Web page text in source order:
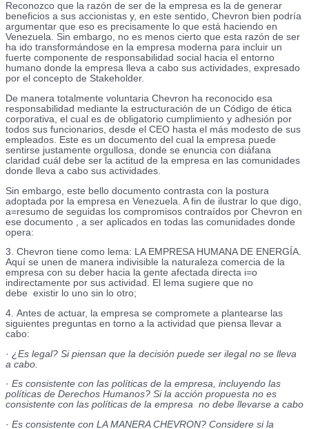
Reconozco que la razón de ser de la empresa es la de generar
beneficios a sus accionistas y, en este sentido, Chevron bien podría
argumentar que eso es precisamente lo que está haciendo en
Venezuela. Sin embargo, no es menos cierto que esta razón de ser
ha ido transformándose en la empresa moderna para incluir un
fuerte componente de responsabilidad social hacia el entorno
humano donde la empresa lleva a cabo sus actividades, expresado
por el concepto de Stakeholder.
De manera totalmente voluntaria Chevron ha reconocido esa
responsabilidad mediante la estructuración de un Código de ética
corporativa, el cual es de obligatorio cumplimiento y adhesión por
todos sus funcionarios, desde el CEO hasta el más modesto de sus
empleados. Este es un documento del cual la empresa puede
sentirse justamente orgullosa, donde se enuncia con diáfana
claridad cuál debe ser la actitud de la empresa en las comunidades
donde lleva a cabo sus actividades.
Sin embargo, este bello documento contrasta con la postura
adoptada por la empresa en Venezuela. A fin de ilustrar lo que digo,
a=resumo de seguidas los compromisos contraídos por Chevron en
ese documento , a ser aplicados en todas las comunidades donde
opera:
3. Chevron tiene como lema: LA EMPRESA HUMANA DE ENERGÍA.
Aquí se unen de manera indivisible la naturaleza comercia de la
empresa con su deber hacia la gente afectada directa i=o
indirectamente por sus actividad. El lema sugiere que no
debe existir lo uno sin lo otro;
4. Antes de actuar, la empresa se compromete a plantearse las
siguientes preguntas en torno a la actividad que piensa llevar a
cabo:
· ¿Es legal? Si piensan que la decisión puede ser ilegal no se lleva
a cabo.
· Es consistente con las políticas de la empresa, incluyendo las
políticas de Derechos Humanos? Si la acción propuesta no es
consistente con las políticas de la empresa no debe llevarse a cabo
· Es consistente con LA MANERA CHEVRON? Considere si la